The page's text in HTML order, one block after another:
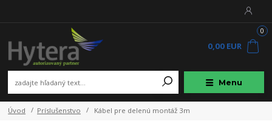
Menu
0
0,00 EUR
Úvod Príslušenstvo Kábel pre delenú montáž 3m